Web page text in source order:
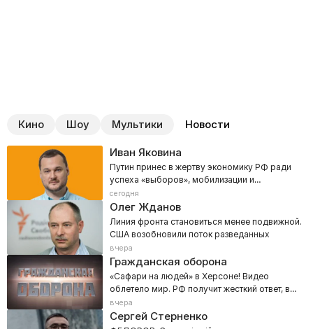
Кино Шоу Мультики Новости
Иван Яковина
Путин принес в жертву экономику РФ ради
успеха «выборов», мобилизации и
наступления на Донбасс
сегодня
Олег Жданов
Линия фронта становиться менее подвижной.
США возобновили поток разведанных
вчера
Гражданская оборона
«Сафари на людей» в Херсоне! Видео
облетело мир. РФ получит жесткий ответ, в
Кремле задрожали
вчера
Сергей Стерненко